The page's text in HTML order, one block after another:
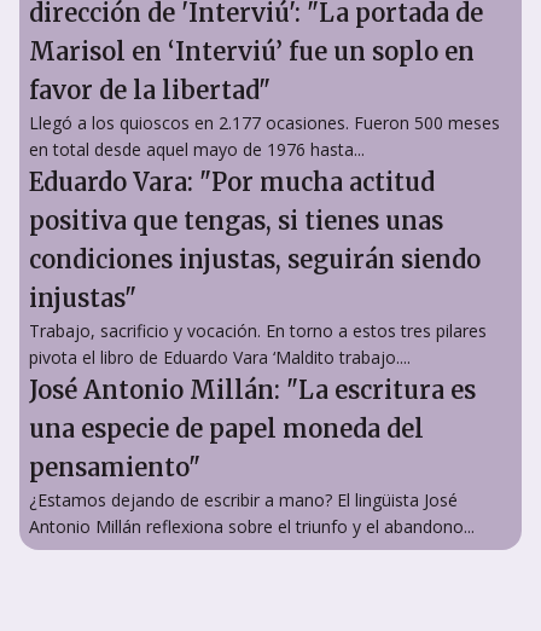
dirección de 'Interviú': "La portada de
Marisol en ‘Interviú’ fue un soplo en
favor de la libertad"
Llegó a los quioscos en 2.177 ocasiones. Fueron 500 meses
en total desde aquel mayo de 1976 hasta...
Eduardo Vara: "Por mucha actitud
positiva que tengas, si tienes unas
condiciones injustas, seguirán siendo
injustas"
Trabajo, sacrificio y vocación. En torno a estos tres pilares
pivota el libro de Eduardo Vara ‘Maldito trabajo....
José Antonio Millán: "La escritura es
una especie de papel moneda del
pensamiento"
¿Estamos dejando de escribir a mano? El lingüista José
Antonio Millán reflexiona sobre el triunfo y el abandono...